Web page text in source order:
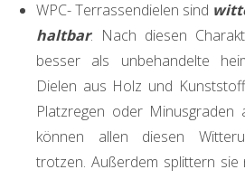
WPC- Terrassendielen sind
haltbar. Nach diesen
besser als unbehandelte
Dielen aus Holz und
Platzregen oder Minusgraden
können allen diesen
trotzen. Außerdem splittern